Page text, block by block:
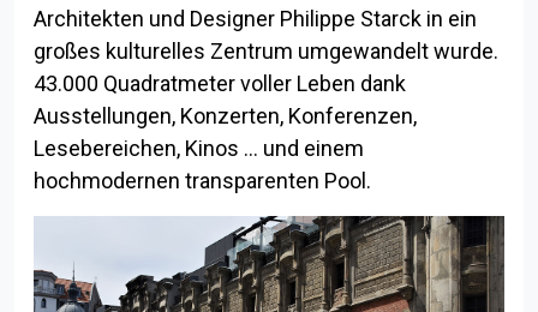
Architekten und Designer Philippe Starck in ein
großes kulturelles Zentrum umgewandelt wurde.
43.000 Quadratmeter voller Leben dank
Ausstellungen, Konzerten, Konferenzen,
Lesebereichen, Kinos … und einem
hochmodernen transparenten Pool.